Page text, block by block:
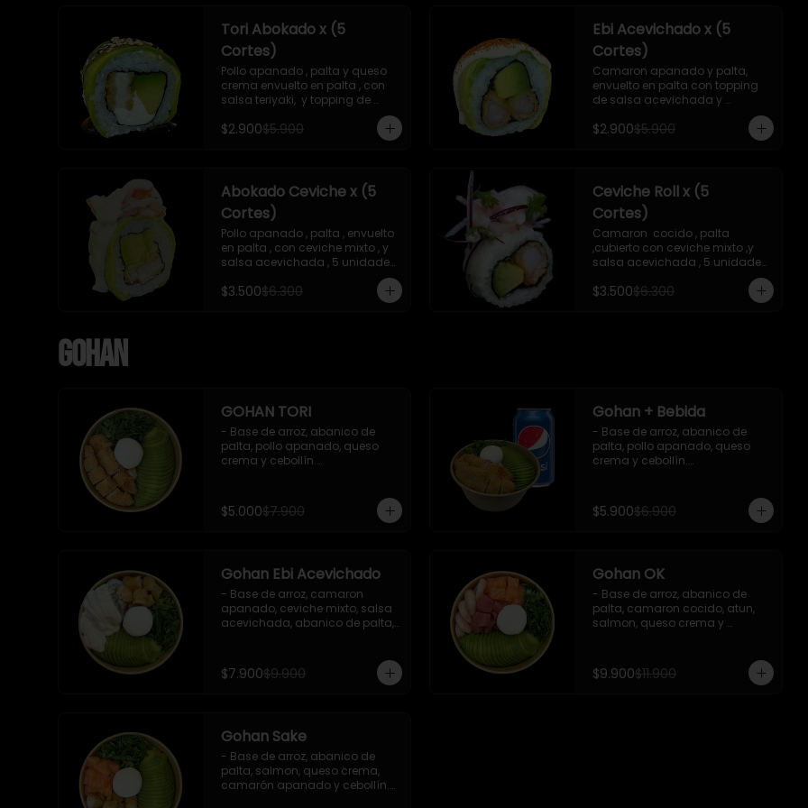
Tori Abokado x (5
Cortes)
Pollo apanado , palta y queso
crema envuelto en palta , con
salsa teriyaki,  y topping de
sesamo , 5 unidades , incluye 1
soya  de 15 ml
$2.900$5.900
Ebi Acevichado x (5
Cortes)
Camaron apanado y palta,
envuelto en palta con topping
de salsa acevichada y
chichimi , 5 unidades , incluye 1
soya de 15 ml
$2.900$5.900
Abokado Ceviche x (5
Cortes)
Pollo apanado , palta , envuelto
en palta , con ceviche mixto , y
salsa acevichada , 5 unidades
$3.500$6.300
Ceviche Roll x (5
Cortes)
Camaron  cocido , palta
,cubierto con ceviche mixto ,y
salsa acevichada , 5 unidades
$3.500$6.300
Gohan
GOHAN TORI
- Base de arroz, abanico de
palta, pollo apanado, queso
crema y cebollín.
$5.000$7.900
Gohan + Bebida
- Base de arroz, abanico de
palta, pollo apanado, queso
crema y cebollín.
disponibilidad)
$5.900$6.900
Gohan Ebi Acevichado
- Base de arroz, camaron
apanado, ceviche mixto, salsa
acevichada, abanico de palta,
$7.900$9.900
Gohan OK
- Base de arroz, abanico de
palta, camaron cocido, atun,
salmon, queso crema y
$9.900$11.900
Gohan Sake
- Base de arroz, abanico de
palta, salmon, queso crema,
camarón apanado y cebollín.